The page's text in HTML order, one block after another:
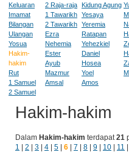
Keluaran
Imamat
Bilangan
Ulangan
Yosua
Hakim-
hakim
Rut
1 Samuel
2 Samuel
2 Raja-raja
1 Tawarikh
2 Tawarikh
Ezra
Nehemia
Ester
Ayub
Mazmur
Amsal
Kidung Agung
Yesaya
Yeremia
Ratapan
Yehezkiel
Daniel
Hosea
Yoel
Amos
Hakim-hakim
Dalam Hakim-hakim terdapat21
1
2 3 4 5 6 7 8 9 10 11